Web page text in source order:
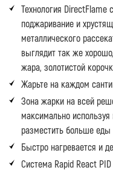
Технология
поджаривание и
металлического
выглядит так же
жара, золотистой
Жарьте на каждом
Зона жарки на всей
максимально
разместить больше
Быстро нагревается и
Система Rapid React